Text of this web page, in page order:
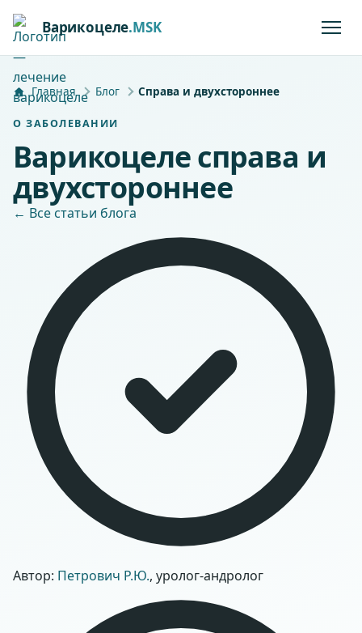
Варикоцеле.MSK
Главная Блог Справа и двухстороннее
О ЗАБОЛЕВАНИИ
Варикоцеле справа и
двухстороннее
← Все статьи блога
Автор: Петрович Р.Ю., уролог-андролог